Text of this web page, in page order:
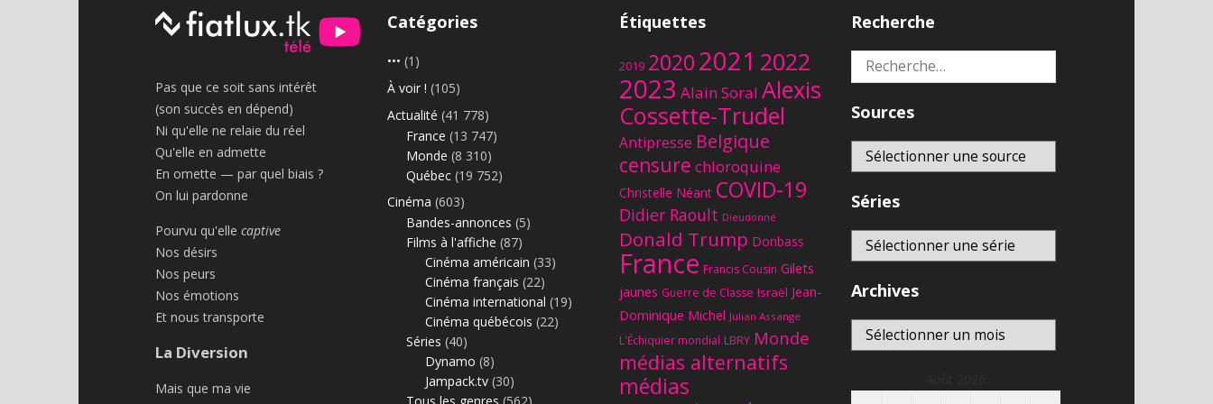
En direct
Télé-Québec | En direct
actualité france et monde,
analyses
6,897vues
Pas que ce soit sans intérêt
(son succès en dépend)
Ni qu'elle ne relaie du réel
Qu'elle en admette
En omette — par quel biais ?
On lui pardonne
Pourvu qu'elle captive
Nos désirs
Nos peurs
Nos émotions
Et nous transporte
La Diversion
Mais que ma vie
Catégories
••• (1)
À voir ! (105)
Actualité (41 778)
France (13 747)
Monde (8 310)
Québec (19 752)
Cinéma (603)
Bandes-annonces (5)
Films à l'affiche (87)
Cinéma américain (33)
Cinéma français (22)
Cinéma international (19)
Cinéma québécois (22)
Séries (40)
Dynamo (8)
Jampack.tv (30)
Tous les genres (562)
Étiquettes
2019 20202021 2022
2023 Alain Soral Alexis
Cossette-Trudel
Antipresse Belgique
censure chloroquine
Christelle Néant COVID-19
Didier Raoult Dieudonné
Donald Trump Donbass
France Francis Cousin Gilets
jaunes Guerre de Classe Israël Jean-
Dominique Michel Julian Assange
L'Échiquier mondial LBRY Monde
médias alternatifs
médias
Recherche
Rechercher :
Sources
Séries
Archives
Archives